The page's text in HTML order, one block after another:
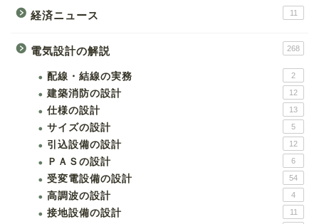
経済ニュース 11
電気設計の解説 268
配線・結線の実務 2
建築消防の設計 12
仕様の設計 13
サイズの設計 5
引込設備の設計 12
ＰＡＳの設計 6
受変電設備の設計 54
高調波の設計 4
接地設備の設計 11